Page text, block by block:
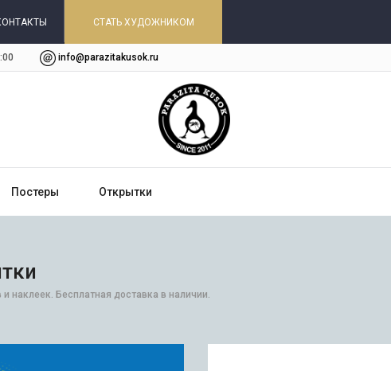
СТАТЬ ХУДОЖНИКОМ
info@parazitakusok.ru
Постеры Открытки
наклеек. Бесплатная доставка в наличии.